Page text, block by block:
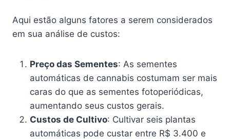
Aqui estão alguns fatores a serem considerados
em sua análise de custos:
Preço das Sementes: As sementes
automáticas de cannabis costumam ser mais
caras do que as sementes fotoperiódicas,
aumentando seus custos gerais.
Custos de Cultivo: Cultivar seis plantas
automáticas pode custar entre R$ 3.400 e